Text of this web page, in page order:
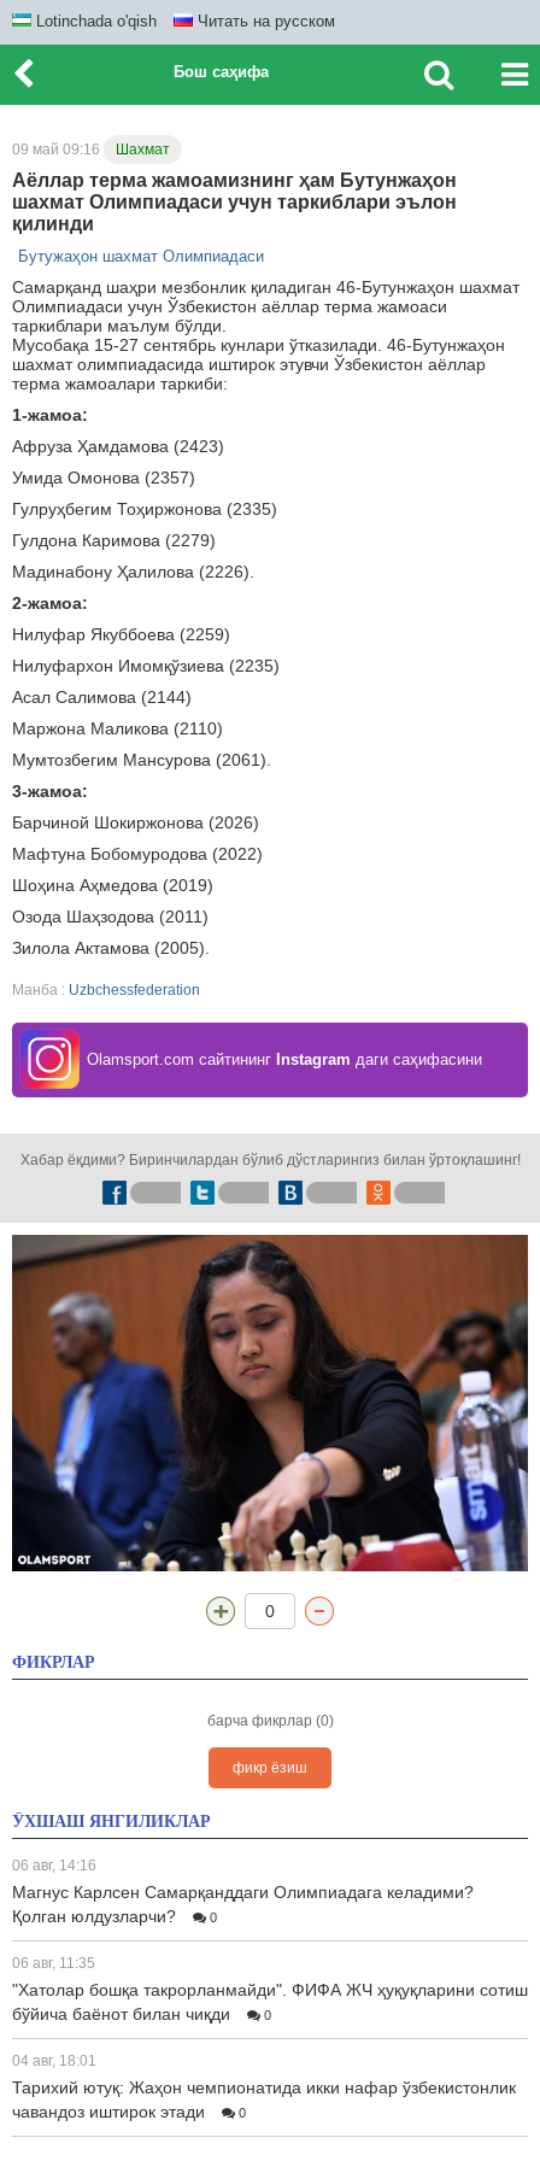
Lotinchada o'qish Читать на русском
Бош саҳифа
09 май 09:16 Шахмат
Аёллар терма жамоамизнинг ҳам Бутунжаҳон
шахмат Олимпиадаси учун таркиблари эълон
қилинди
Бутужаҳон шахмат Олимпиадаси
Самарқанд шаҳри мезбонлик қиладиган 46-Бутунжаҳон шахмат
Олимпиадаси учун Ўзбекистон аёллар терма жамоаси
таркиблари маълум бўлди.
Мусобақа 15-27 сентябрь кунлари ўтказилади. 46-Бутунжаҳон
шахмат олимпиадасида иштирок этувчи Ўзбекистон аёллар
терма жамоалари таркиби:
1-жамоа:
Афруза Ҳамдамова (2423)
Умида Омонова (2357)
Гулруҳбегим Тоҳиржонова (2335)
Гулдона Каримова (2279)
Мадинабону Ҳалилова (2226).
2-жамоа:
Нилуфар Якуббоева (2259)
Нилуфархон Имомқўзиева (2235)
Асал Салимова (2144)
Маржона Маликова (2110)
Мумтозбегим Мансурова (2061).
3-жамоа:
Барчиной Шокиржонова (2026)
Мафтуна Бобомуродова (2022)
Шоҳина Аҳмедова (2019)
Озода Шаҳзодова (2011)
Зилола Актамова (2005).
Манба : Uzbchessfederation
Olamsport.com сайтининг Instagram даги саҳифасини
Хабар ёқдими? Биринчилардан бўлиб дўстларингиз билан ўртоқлашинг!
0
ФИКРЛАР
барча фикрлар (0)
фикр ёзиш
ЎХШАШ ЯНГИЛИКЛАР
06 авг, 14:16
Магнус Карлсен Самарқанддаги Олимпиадага келадими?
Қолган юлдузларчи?
0
06 авг, 11:35
"Хатолар бошқа такрорланмайди". ФИФА ЖЧ ҳуқуқларини сотиш
бўйича баёнот билан чиқди
0
04 авг, 18:01
Тарихий ютуқ: Жаҳон чемпионатида икки нафар ўзбекистонлик
чавандоз иштирок этади
0